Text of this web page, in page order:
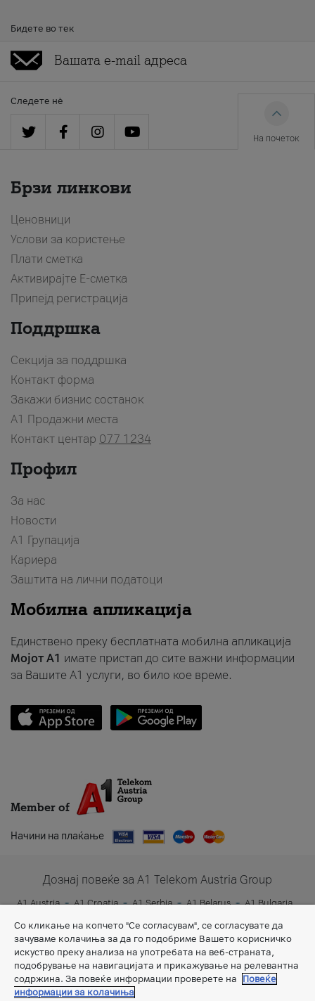
Бидете во тек
Следете нè
На почеток
Брзи линкови
Ценовници
Услови за користење
Плати сметка
Активирајте Е-сметка
Припејд регистрација
Поддршка
Секција за поддршка
Контакт форма
Закажи бизнис состанок
A1 Продажни места
Контакт центар 077 1234
Профил
За нас
Новости
А1 Групација
Кариера
Заштита на лични податоци
Мобилна апликација
Единствено преку бесплатната мобилна апликација
Мојот A1 имате пристап до сите важни информации
за Вашите A1 услуги, во било кое време.
Member of
Начини на плаќање
Дознај повеќе за A1 Telekom Austria Group
A1 Austria A1 Croatia A1 Serbia A1 Belarus
A1 Bulgaria
A1 Slovenia
A1 Digital
Со кликање на копчето "Се согласувам", се согласувате да
зачуваме колачиња за да го подобриме Вашето корисничко
искуство преку анализа на употребата на веб-страната,
подобрување на навигацијата и прикажување на релевантна
содржина. За повеќе информации проверете на
Повеќе
информации за колачиња